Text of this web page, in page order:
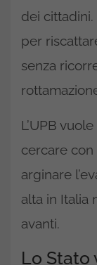
dei cittadini.
per
senza
L’UPB
cercare
arginare
alta in Italia
avanti.
Lo